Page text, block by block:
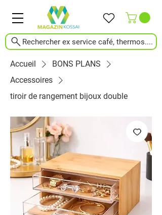
Rechercher ex service café, thermos....
Accueil
BONS PLANS
Accessoires
tiroir de rangement bijoux double